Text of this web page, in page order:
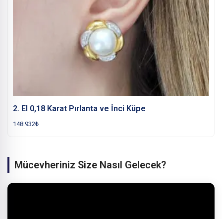
2. El 0,18 Karat Pırlanta ve İnci Küpe
148.932₺
Mücevheriniz Size Nasıl Gelecek?